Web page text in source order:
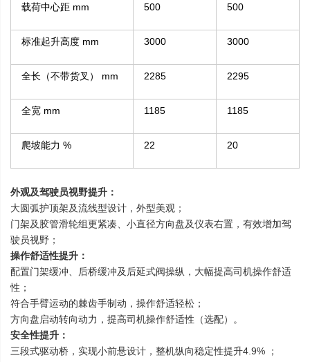
载荷中心距 mm 500 500
标准起升高度 mm 3000 3000
全长（不带货叉） mm 2285 2295
全宽 mm 1185 1185
爬坡能力 % 22 20
外观及驾驶员视野提升：
大圆弧护顶架及流线型设计，外型美观；
门架及胶管滑轮组更紧凑、小直径方向盘及仪表右置，有效增加驾
驶员视野；
操作舒适性提升：
配置门架缓冲、后桥缓冲及后延式阀操纵，大幅提高司机操作舒适
性；
符合手臂运动的棘齿手制动，操作舒适轻松；
方向盘启动转向动力，提高司机操作舒适性（选配）。
安全性提升：
三段式驱动桥，实现小前悬设计，整机纵向稳定性提升4.9% ；